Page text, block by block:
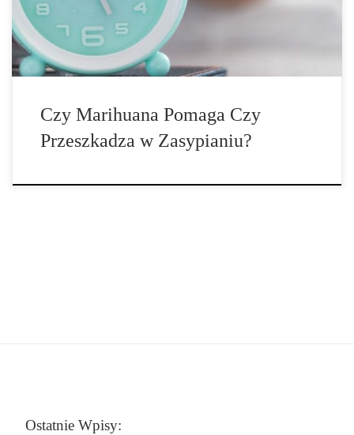
w ciągu ostatniego […]
Czy Marihuana Pomaga Czy
Przeszkadza w Zasypianiu?
Ostatnie Wpisy: